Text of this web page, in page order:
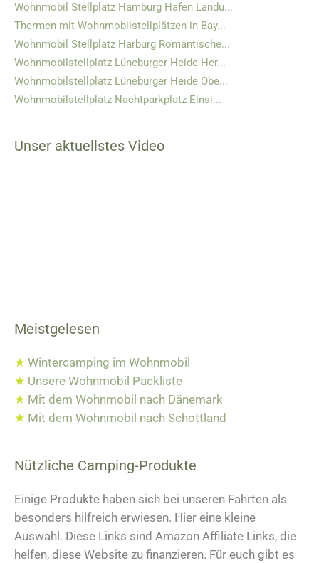
Wohnmobil Stellplatz Hamburg Hafen Landu...
Thermen mit Wohnmobilstellplätzen in Bay...
Wohnmobil Stellplatz Harburg Romantische...
Wohnmobilstellplatz Lüneburger Heide Her...
Wohnmobilstellplatz Lüneburger Heide Obe...
Wohnmobilstellplatz Nachtparkplatz Einsi...
Unser aktuellstes Video
Meistgelesen
★ Wintercamping im Wohnmobil
★ Unsere Wohnmobil Packliste
★ Mit dem Wohnmobil nach Dänemark
★ Mit dem Wohnmobil nach Schottland
Nützliche Camping-Produkte
Einige Produkte haben sich bei unseren Fahrten als
besonders hilfreich erwiesen. Hier eine kleine
Auswahl. Diese Links sind Amazon Affiliate Links, die
helfen, diese Website zu finanzieren. Für euch gibt es